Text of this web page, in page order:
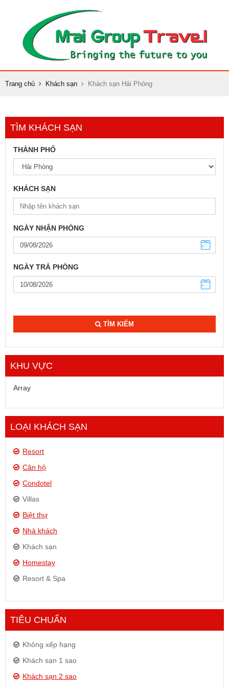
Trang chủ Khách sạn Khách sạn Hải Phòng
TÌM KHÁCH SẠN
THÀNH PHỐ
KHÁCH SẠN
NGÀY NHẬN PHÒNG
NGÀY TRẢ PHÒNG
TÌM KIẾM
KHU VỰC
Array
LOẠI KHÁCH SẠN
Resort
Căn hộ
Condotel
Villas
Biệt thự
Nhà khách
Khách sạn
Homestay
Resort & Spa
TIÊU CHUẨN
Không xếp hạng
Khách sạn 1 sao
Khách sạn 2 sao